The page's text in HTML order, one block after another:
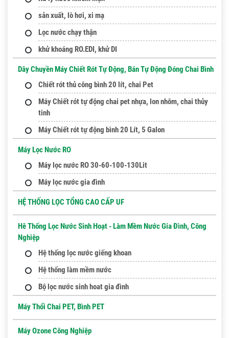
sản xuất, lò hơi, xi mạ
Lọc nước chạy thận
khử khoáng RO.EDI, khử DI
Dây Chuyền Máy Chiết Rót Tự Động, Bán Tự Động Đóng Chai Bình
Chiết rót thủ công bình 20 lít, chai Pet
Máy Chiết rót tự động chai pet nhựa, lon nhôm, chai thủy
tinh
Máy Chiết rót tự động bình 20 Lít, 5 Galon
Máy Lọc Nước RO
Máy lọc nước RO 30-60-100-130Lit
Máy lọc nước gia đình
HỆ THỐNG LỌC TỔNG CAO CẤP UF
Hê Thống Lọc Nước Sinh Hoạt - Làm Mềm Nước Gia Đình, Công
Nghiệp
Hệ thống lọc nước giếng khoan
Hệ thống làm mềm nước
Bộ lọc nước sinh hoat gia đình
Máy Thổi Chai PET, Bình PET
Máy Ozone Công Nghiệp